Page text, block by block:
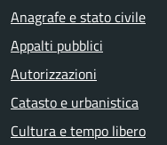
Anagrafe e stato civile
Appalti pubblici
Autorizzazioni
Catasto e urbanistica
Cultura e tempo libero